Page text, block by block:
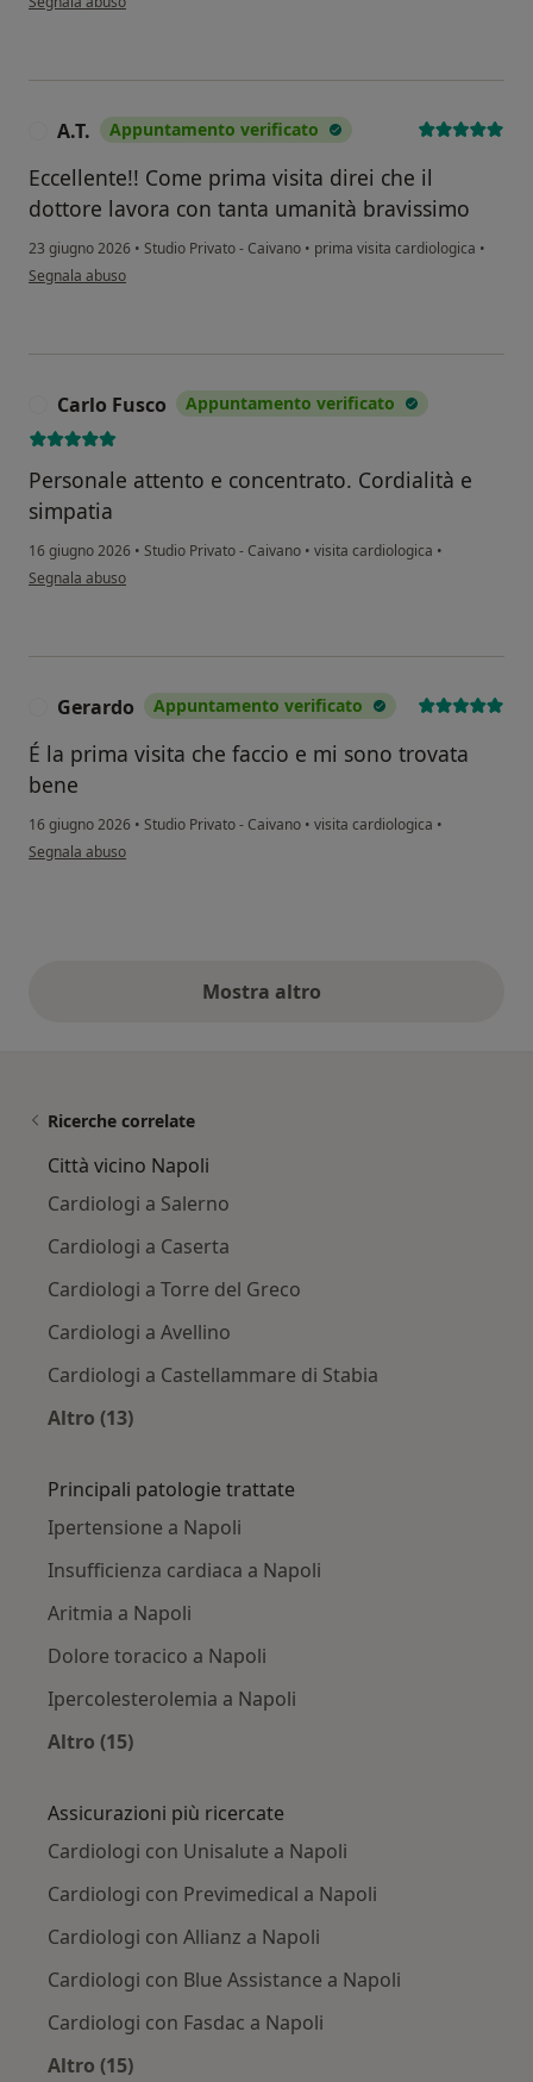
A.T. Appuntamento verificato
Eccellente!! Come prima visita direi che il
dottore lavora con tanta umanità bravissimo
23 giugno 2026 • Studio Privato - Caivano • prima visita cardiologica •
secondo l'opinione dell'utente A.T.
Segnala abuso
Carlo Fusco Appuntamento verificato
Personale attento e concentrato. Cordialità e
simpatia
16 giugno 2026 • Studio Privato - Caivano • visita cardiologica •
secondo l'opinione dell'utente Carlo Fusco
Segnala abuso
Gerardo Appuntamento verificato
É la prima visita che faccio e mi sono trovata
bene
16 giugno 2026 • Studio Privato - Caivano • visita cardiologica •
secondo l'opinione dell'utente Gerardo
Segnala abuso
Mostra altroopinioni di cui sopra
Ricerche correlate
Città vicino Napoli
Cardiologi a Salerno
Cardiologi a Caserta
Cardiologi a Torre del Greco
Cardiologi a Avellino
Cardiologi a Castellammare di Stabia
Altro (13)
Principali patologie trattate
Ipertensione a Napoli
Insufficienza cardiaca a Napoli
Aritmia a Napoli
Dolore toracico a Napoli
Ipercolesterolemia a Napoli
Altro (15)
Assicurazioni più ricercate
Cardiologi con Unisalute a Napoli
Cardiologi con Previmedical a Napoli
Cardiologi con Allianz a Napoli
Cardiologi con Blue Assistance a Napoli
Cardiologi con Fasdac a Napoli
Altro (15)